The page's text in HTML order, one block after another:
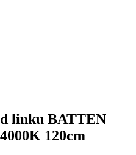
linku BATTEN
120cm